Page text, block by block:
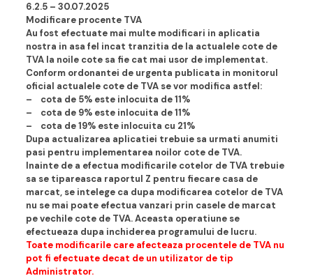
6.2.5 – 30.07.2025
Modificare procente TVA
Au fost efectuate mai multe modificari in aplicatia
nostra in asa fel incat tranzitia de la actualele cote de
TVA la noile cote sa fie cat mai usor de implementat.
Conform ordonantei de urgenta publicata in monitorul
oficial actualele cote de TVA se vor modifica astfel:
– cota de 5% este inlocuita de 11%
– cota de 9% este inlocuita de 11%
– cota de 19% este inlocuita cu 21%
Dupa actualizarea aplicatiei trebuie sa urmati anumiti
pasi pentru implementarea noilor cote de TVA.
Inainte de a efectua modificarile cotelor de TVA trebuie
sa se tipareasca raportul Z pentru fiecare casa de
marcat, se intelege ca dupa modificarea cotelor de TVA
nu se mai poate efectua vanzari prin casele de marcat
pe vechile cote de TVA. Aceasta operatiune se
efectueaza dupa inchiderea programului de lucru.
Toate modificarile care afecteaza procentele de TVA nu
pot fi efectuate decat de un utilizator de tip
Administrator.